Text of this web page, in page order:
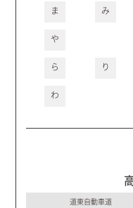
ま み
や
ら り
わ
道東自動車道